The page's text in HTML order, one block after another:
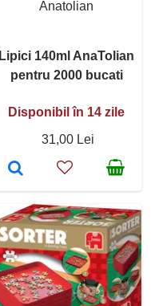
Anatolian
Lipici 140ml AnaTolian
pentru 2000 bucati
Disponibil în 14 zile
31,00 Lei